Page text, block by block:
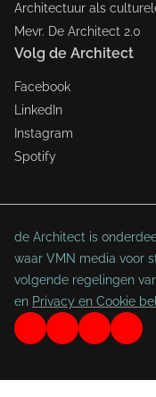
Architectuur als
Mevr. De Architect 2.0
Volg de Architect
Facebook
LinkedIn
Instagram
Spotify
de Architect is
waar VMN media voor
volgende regelingen
en Privacy en Cookie